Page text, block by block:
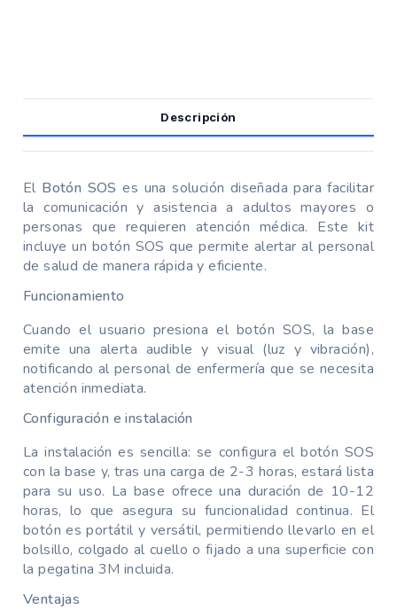
Descripción
El Botón SOS es una solución diseñada para facilitar
la comunicación y asistencia a adultos mayores o
personas que requieren atención médica. Este kit
incluye un botón SOS que permite alertar al personal
de salud de manera rápida y eficiente.
Funcionamiento
Cuando el usuario presiona el botón SOS, la base
emite una alerta audible y visual (luz y vibración),
notificando al personal de enfermería que se necesita
atención inmediata.
Configuración e instalación
La instalación es sencilla: se configura el botón SOS
con la base y, tras una carga de 2-3 horas, estará lista
para su uso. La base ofrece una duración de 10-12
horas, lo que asegura su funcionalidad continua. El
botón es portátil y versátil, permitiendo llevarlo en el
bolsillo, colgado al cuello o fijado a una superficie con
la pegatina 3M incluida.
Ventajas